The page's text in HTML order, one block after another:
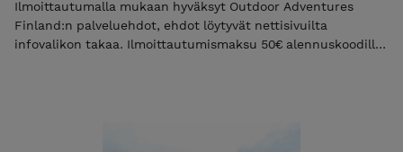
katso ohjeet Mikäli haluat maksaa vaelluksen kokonaan ja
heti, olethan ensin yhteydessä sähköpostitse, kiitos!
Ilmoittautumalla mukaan hyväksyt Outdoor Adventures
Finland:n palveluehdot, ehdot löytyvät nettisivuilta
infovalikon takaa. Ilmoittautumismaksu 50€ alennuskoodilla